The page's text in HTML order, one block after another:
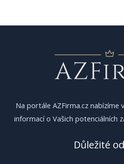
Na portále AZFirma.cz nabízíme
informací o Vašich potenciálních
Důležité